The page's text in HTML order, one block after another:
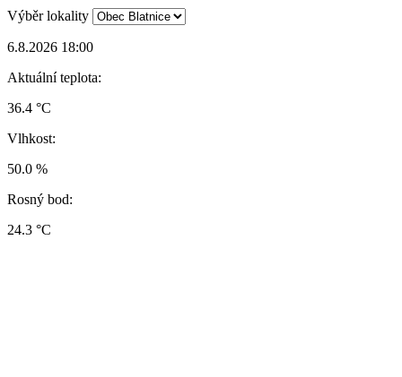
Výběr lokality
6.8.2026 18:00
Aktuální teplota:
36.4 °C
Vlhkost:
50.0 %
Rosný bod:
24.3 °C